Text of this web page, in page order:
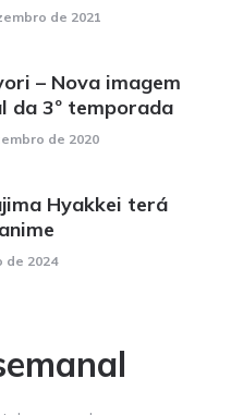
de 2021
– Nova imagem
da 3º temporada
de 2020
Hyakkei terá
de 2024